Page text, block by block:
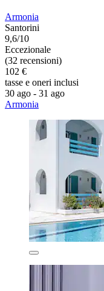
Armonia
Santorini
9,6/10
Eccezionale
(32 recensioni)
102 €
tasse e oneri inclusi
30 ago - 31 ago
Armonia